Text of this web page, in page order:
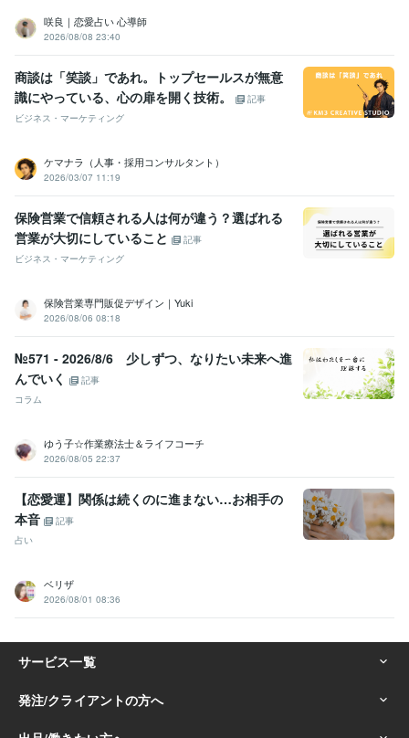
咲良｜恋愛占い 心導師
2026/08/08 23:40
商談は「笑談」であれ。トップセールスが無意
識にやっている、心の扉を開く技術。
記事
ビジネス・マーケティング
ケマナラ（人事・採用コンサルタント）
2026/03/07 11:19
保険営業で信頼される人は何が違う？選ばれる
営業が大切にしていること
記事
ビジネス・マーケティング
保険営業専門販促デザイン｜Yuki
2026/08/06 08:18
№571 - 2026/8/6 少しずつ、なりたい未来へ進
んでいく
記事
コラム
ゆう子☆作業療法士＆ライフコーチ
2026/08/05 22:37
【恋愛運】関係は続くのに進まない…お相手の
本音
記事
占い
ベリザ
2026/08/01 08:36